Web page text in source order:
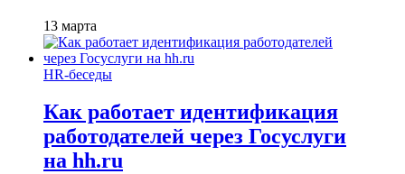
13 марта
HR-беседы
Как работает идентификация
работодателей через Госуслуги
на hh.ru